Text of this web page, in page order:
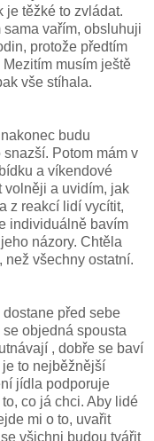
je těžké to zvládat.
vařím, obsluhuji
protože předtím
musím ještě
vše stíhala.
budu
Potom mám v
a víkendové
volněji a uvidím, jak
z reakcí lidí vycítit,
individuálně bavím
názory. Chtěla
než všechny ostatní.
před sebe
objedná spousta
, dobře se baví
to nejběžnější
jídla podporuje
co já chci. Aby lidé
mi o to, uvařit
všichni budou tvářit